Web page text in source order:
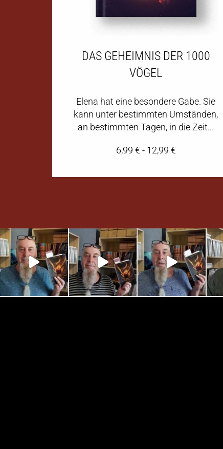
DAS GEHEIMNIS DER 1000
VÖGEL
Elena hat eine besondere Gabe. Sie
kann unter bestimmten Umständen,
an bestimmten Tagen, in die Zeit...
6,99 €- 12,99 €